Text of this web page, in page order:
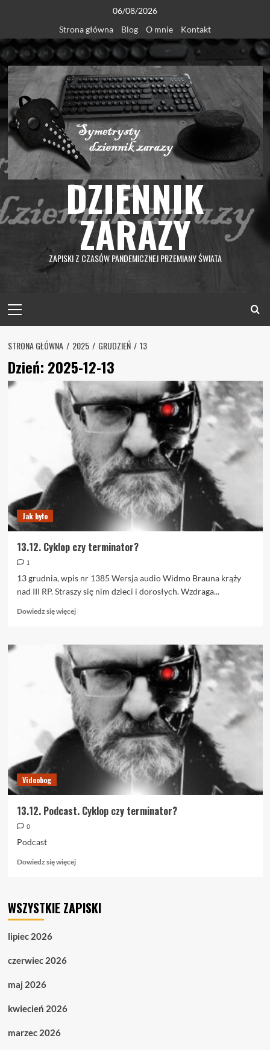
content
06/08/2026
Strona główna
Blog O mnie Kontakt
DZIENNIK
ZARAZY
ZAPISKI Z CZASÓW PANDEMICZNEJ PRZEMIANY ŚWIATA
Menu
STRONA GŁÓWNA 2025 GRUDZIEŃ 13
Dzień: 2025-12-13
Jak było
13.12. Cyklop czy terminator?
1
13 grudnia, wpis nr 1385 Wersja audio Widmo Brauna krąży
nad III RP. Straszy się nim dzieci i dorosłych. Wzdraga...
Dowiedz się więcejDowiedz
o
Cyklop
czy
terminator?
Videobog
13.12. Podcast. Cyklop czy terminator?
0
Podcast
Dowiedz się więcejDowiedz
13.12.
WSZYSTKIE ZAPISKI
lipiec 2026
czerwiec 2026
maj 2026
kwiecień 2026
marzec 2026